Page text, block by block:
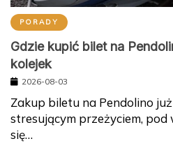
PORADY
Gdzie kupić bilet na
kolejek
2026-08-03
Zakup biletu na Pendolino
stresującym przeżyciem,
się…